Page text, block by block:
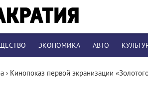
ЭКОНОМИКА АВТО
› Кинопоказ первой экранизации